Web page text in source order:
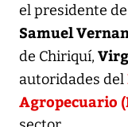
el presidente
Samuel
de Chiriquí,
autoridades del
Agropecuario